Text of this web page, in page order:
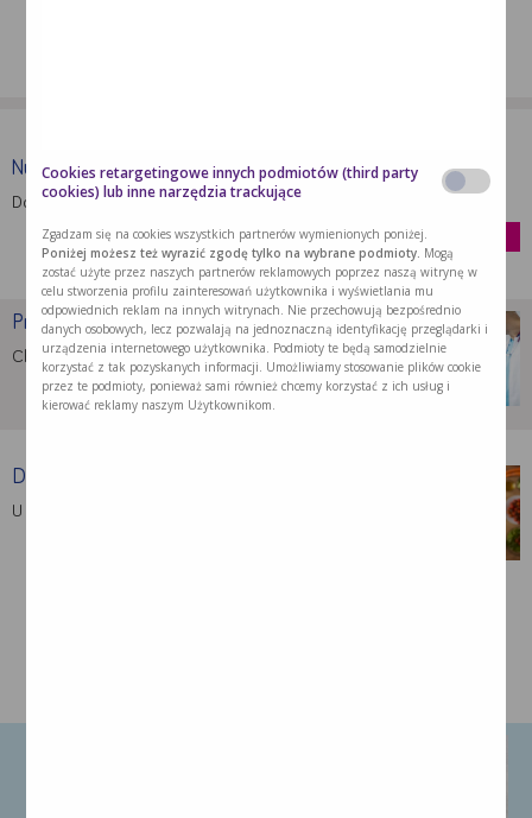
Nutridrink Protein
Dostarcza energię, białko i inne składniki …
Problemy z jedzeniem po …
Chcąc wesprzeć organizm po operacji należy …
Dieta lekkostrawna po operacji
U wielu pacjentów w trakcie rekonwalescencji …
Cookies retargetingowe innych podmiotów (third party
cookies) lub inne narzędzia trackujące
Zgadzam się na cookies wszystkich partnerów wymienionych poniżej.
Poniżej możesz też wyrazić zgodę tylko na wybrane podmioty. Mogą
zostać użyte przez naszych partnerów reklamowych poprzez naszą witrynę w
celu stworzenia profilu zainteresowań użytkownika i wyświetlania mu
odpowiednich reklam na innych witrynach. Nie przechowują bezpośrednio
danych osobowych, lecz pozwalają na jednoznaczną identyfikację przeglądarki i
urządzenia internetowego użytkownika. Podmioty te będą samodzielnie
korzystać z tak pozyskanych informacji. Umożliwiamy stosowanie plików cookie
przez te podmioty, ponieważ sami również chcemy korzystać z ich usług i
kierować reklamy naszym Użytkownikom.